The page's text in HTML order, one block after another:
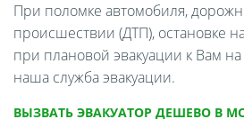
При поломке автомобиля,
происшествии (ДТП), остановке
при плановой эвакуации к Вам
наша служба эвакуации.
ВЫЗВАТЬ ЭВАКУАТОР ДЕШЕВО В